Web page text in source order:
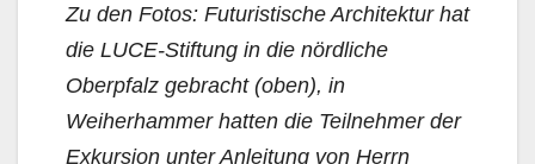
Zu den Fotos: Futuristische Architektur hat
die LUCE-Stiftung in die nördliche
Oberpfalz gebracht (oben), in
Weiherhammer hatten die Teilnehmer der
Exkursion unter Anleitung von Herrn